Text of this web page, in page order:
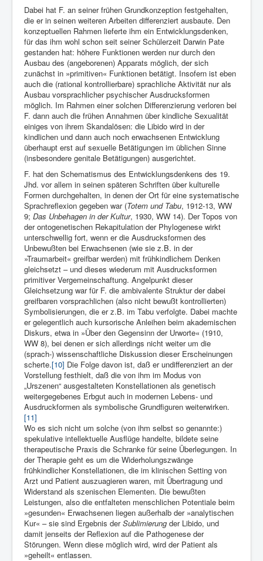
Dabei hat F. an seiner frühen Grundkonzeption festgehalten,
die er in seinen weiteren Arbeiten differenziert ausbaute. Den
konzeptuellen Rahmen lieferte ihm ein Entwicklungsdenken,
für das ihm wohl schon seit seiner Schülerzeit Darwin Pate
gestanden hat: höhere Funktionen werden nur durch den
Ausbau des (angeborenen) Apparats möglich, der sich
zunächst in »primitiven« Funktionen betätigt. Insofern ist eben
auch die (rational kontrollierbare) sprachliche Aktivität nur als
Ausbau vorsprachlicher psychischer Ausdrucksformen
möglich. Im Rahmen einer solchen Differenzierung verloren bei
F. dann auch die frühen Annahmen über kindliche Sexualität
einiges von ihrem Skandalösen: die Libido wird in der
kindlichen und dann auch noch erwachsenen Entwicklung
überhaupt erst auf sexuelle Betätigungen im üblichen Sinne
(insbesondere genitale Betätigungen) ausgerichtet.
F. hat den Schematismus des Entwicklungsdenkens des 19.
Jhd. vor allem in seinen späteren Schriften über kulturelle
Formen durchgehalten, in denen der Ort für eine systematische
Sprachreflexion gegeben war (Totem und Tabu, 1912-13, WW
9; Das Unbehagen in der Kultur, 1930, WW 14). Der Topos von
der ontogenetischen Rekapitulation der Phylogenese wirkt
unterschwellig fort, wenn er die Ausdrucksformen des
Unbewußten bei Erwachsenen (wie sie z.B. in der
»Traumarbeit« greifbar werden) mit frühkindlichem Denken
gleichsetzt – und dieses wiederum mit Ausdrucksformen
primitiver Vergemeinschaftung. Angelpunkt dieser
Gleichsetzung war für F. die ambivalente Struktur der dabei
greifbaren vorsprachlichen (also nicht bewußt kontrollierten)
Symbolisierungen, die er z.B. im Tabu verfolgte. Dabei machte
er gelegentlich auch kursorische Anleihen beim akademischen
Diskurs, etwa in »Über den Gegensinn der Urworte« (1910,
WW 8), bei denen er sich allerdings nicht weiter um die
(sprach-) wissenschaftliche Diskussion dieser Erscheinungen
scherte.[10] Die Folge davon ist, daß er undifferenziert an der
Vorstellung festhielt, daß die von ihm im Modus von
„Urszenen“ ausgestalteten Konstellationen als genetisch
weitergegebenes Erbgut auch in modernen Lebens- und
Ausdruckformen als symbolische Grundfiguren weiterwirken.
[11]
Wo es sich nicht um solche (von ihm selbst so genannte:)
spekulative intellektuelle Ausflüge handelte, bildete seine
therapeutische Praxis die Schranke für seine Überlegungen. In
der Therapie geht es um die Widerholungszwänge
frühkindlicher Konstellationen, die im klinischen Setting von
Arzt und Patient auszuagieren waren, mit Übertragung und
Widerstand als szenischen Elementen. Die bewußten
Leistungen, also die entfalteten menschlichen Potentiale beim
»gesunden« Erwachsenen liegen außerhalb der »analytischen
Kur« – sie sind Ergebnis derSublimierung der Libido, und
damit jenseits der Reflexion auf die Pathogenese der
Störungen. Wenn diese möglich wird, wird der Patient als
»geheilt« entlassen.